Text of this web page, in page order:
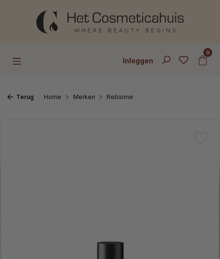
Ga naar de hoofdinhoud
Inloggen
0
Terug Home Merken Rebiome